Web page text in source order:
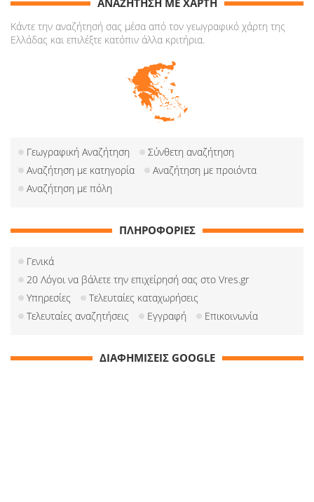
ΑΝΑΖΗΤΗΣΗ ΜΕ ΧΑΡΤΗ
Κάντε την αναζήτησή σας μέσα από τον γεωγραφικό χάρτη της
Ελλάδας και επιλέξτε κατόπιν άλλα κριτήρια.
Γεωγραφική Αναζήτηση
Σύνθετη αναζήτηση
Αναζήτηση με κατηγορία
Αναζήτηση με προιόντα
Αναζήτηση με πόλη
ΠΛΗΡΟΦΟΡΙΕΣ
Γενικά
20 Λόγοι να βάλετε την επιχείρησή σας στο Vres.gr
Υπηρεσίες
Τελευταίες καταχωρήσεις
Τελευταίες αναζητήσεις
Εγγραφή Επικοινωνία
ΔΙΑΦΗΜΙΣΕΙΣ GOOGLE